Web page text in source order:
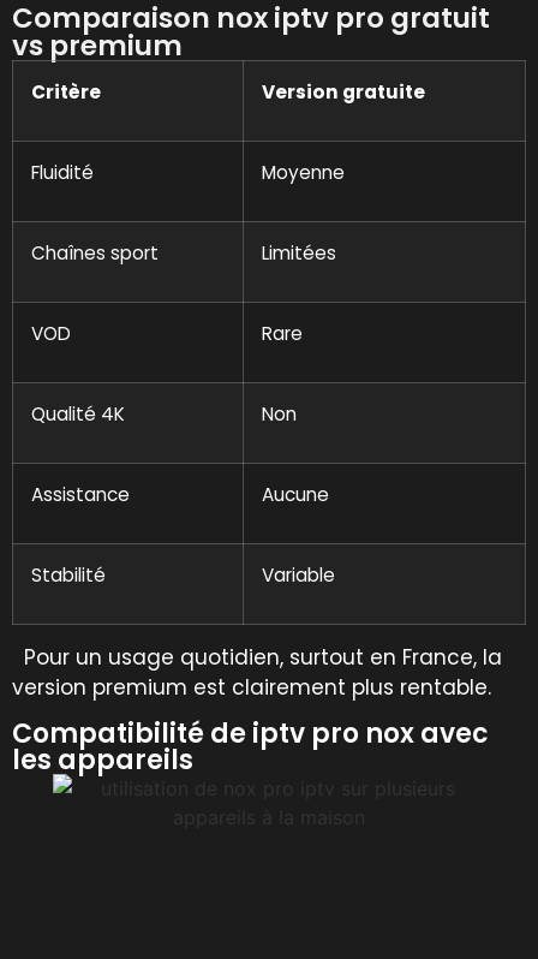
Comparaison nox iptv pro gratuit
vs premium
Critère Version gratuite
Fluidité Moyenne
Chaînes sport Limitées
VOD Rare
Qualité 4K Non
Assistance Aucune
Stabilité Variable
Pour un usage quotidien, surtout en France, la
version premium est clairement plus rentable.
Compatibilité de iptv pro nox avec
les appareils